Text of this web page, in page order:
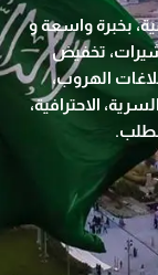
بخبرة واسعة و
تخفيض
الهروب،
الاحترافية،